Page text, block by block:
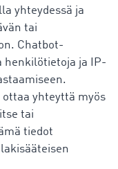
yhteydessä ja
tai
Chatbot-
henkilötietoja ja IP-
yhteyttä myös
tai
tiedot